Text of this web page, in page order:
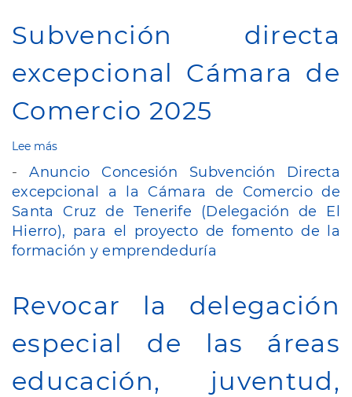
del
Centro
Sociosanitario
de
Subvención directa
excepcional Cámara de
Comercio 2025
Lee más
directa
excepcional
Cámara
de
Comercio
2025
- Anuncio Concesión Subvención Directa
excepcional a la Cámara de Comercio de
Santa Cruz de Tenerife (Delegación de El
Hierro), para el proyecto de fomento de la
formación y emprendeduría
Revocar la delegación
especial de las áreas
educación, juventud,